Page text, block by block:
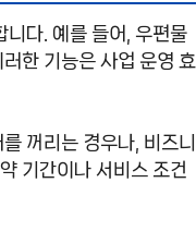
니다. 예를 들어, 우편물
한 기능은 사업 운영 효
꺼리는 경우나, 비즈니
기간이나 서비스 조건